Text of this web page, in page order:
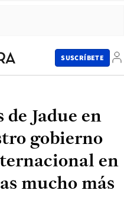
SUSCRÍBETE
Jadue en
gobierno
en
mucho más